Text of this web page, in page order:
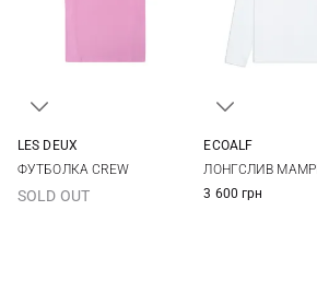
LES DEUX
ФУТБОЛКА CREW
SOLD OUT
ECOALF
ЛОНГСЛИВ MAMPI
3 600 грн